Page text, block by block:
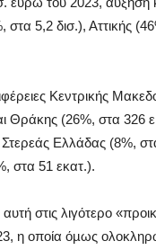
στα 5,2 δισ.), Αττικής
Κεντρικής
Θράκης (26%, στα 326
Ελλάδας (8%,
στα 51 εκατ.).
στις λιγότερο
η οποία όµως